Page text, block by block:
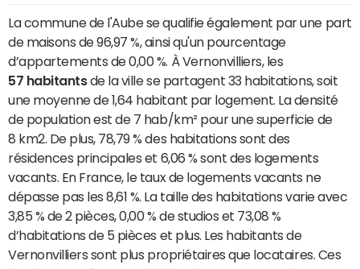
La commune de l'Aube se qualifie également par une part
de maisons de 96,97 %, ainsi qu'un pourcentage
d’appartements de 0,00 %. À Vernonvilliers, les
57 habitantsde la ville se partagent 33 habitations, soit
une moyenne de 1,64 habitant par logement. La densité
de population est de 7 hab/km² pour une superficie de
8 km2. De plus, 78,79 % des habitations sont des
résidences principales et 6,06 % sont des logements
vacants. En France, le taux de logements vacants ne
dépasse pas les 8,61 %. La taille des habitations varie avec
3,85 % de 2 pièces, 0,00 % de studios et 73,08 %
d’habitations de 5 pièces et plus. Les habitants de
Vernonvilliers sont plus propriétaires que locataires. Ces